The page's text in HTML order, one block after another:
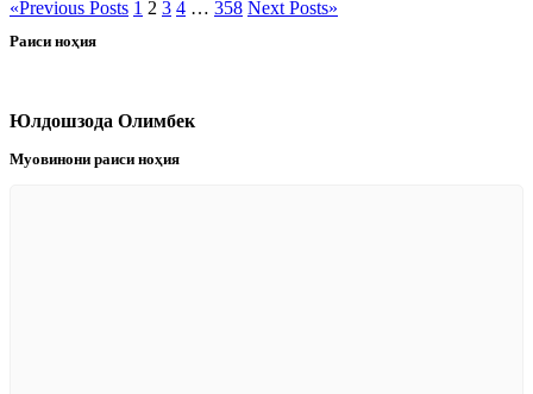
«Previous Posts 1 2 3 4 … 358 Next Posts»
Раиси ноҳия
Юлдошзода Олимбек
Муовинони раиси ноҳия